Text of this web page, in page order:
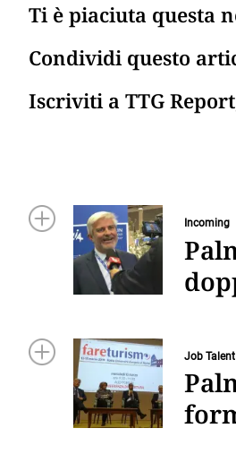
Ti è piaciuta questa
Condividi questo
Iscriviti a TTG
Incoming
Job Talent